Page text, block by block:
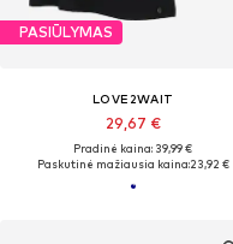
PASIŪLYMAS
LOVE2WAIT
29,67 €
Pradinė kaina: 39,99 €
Paskutinė mažiausia kaina:23,92 €